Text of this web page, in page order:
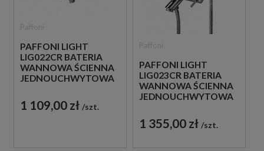
PAFFONI LIGHT
LIG022CR BATERIA
WANNOWA ŚCIENNA
JEDNOUCHWYTOWA
1 109,00 zł szt.
PAFFONI LIGHT
LIG023CR BATERIA
WANNOWA ŚCIENNA
JEDNOUCHWYTOWA
1 355,00 zł szt.